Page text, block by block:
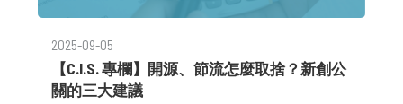
2025-09-05
【C.I.S. 專欄】開源、節流怎麼取捨？新創公
關的三大建議